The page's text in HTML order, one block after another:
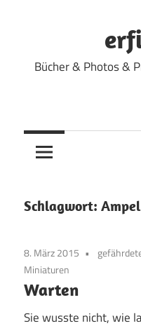
Bücher & Photos &
Schlagwort: Ampel
8. März 2015
Miniaturen
Warten
Sie wusste nicht, wie